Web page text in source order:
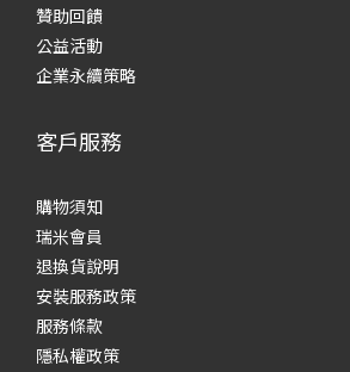
贊助回饋
公益活動
企業永續策略
客戶服務
購物須知
瑞米會員
退換貨說明
安裝服務政策
服務條款
隱私權政策